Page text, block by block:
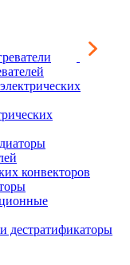
конвекторов
дестратификаторы